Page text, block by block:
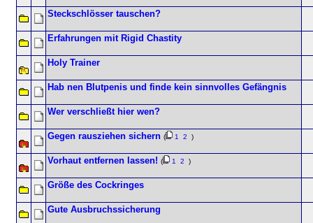
Steckschlösser tauschen?
Erfahrungen mit Rigid Chastity
Holy Trainer
Hab nen Blutpenis und finde kein sinnvolles Gefängnis
Wer verschließt hier wen?
Gegen rausziehen sichern ( 1 2 )
Vorhaut entfernen lassen! ( 1 2 )
Größe des Cockringes
Gute Ausbruchssicherung